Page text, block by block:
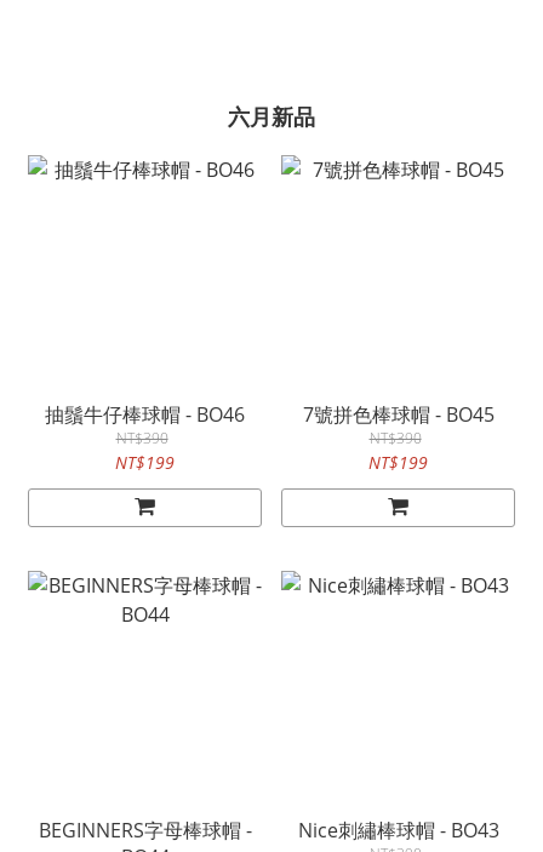
六月新品
抽鬚牛仔棒球帽 - BO46
NT$390
NT$199
7號拼色棒球帽 - BO45
NT$390
NT$199
BEGINNERS字母棒球帽 -
Nice刺繡棒球帽 - BO43